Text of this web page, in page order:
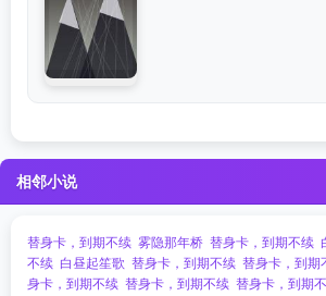
相邻小说
替身卡，到期不续 雾隐那年桥 替身卡，到期不续
不续 白昼起笙歌 替身卡，到期不续 替身卡，到期
身卡，到期不续 替身卡，到期不续 替身卡，到期